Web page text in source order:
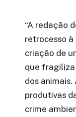
“A redação
retrocesso
criação de
que
dos
produtivas
crime